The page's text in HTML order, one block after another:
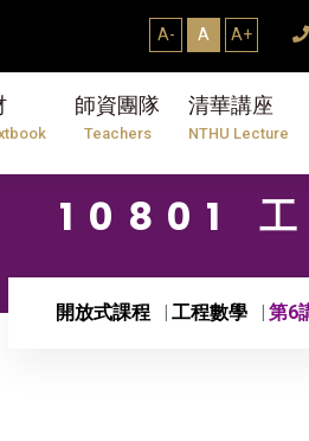
A- A A+
師資團隊
Teachers
清華講座
NTHU Lecture
10801 工
開放式課程 工程數學 第6